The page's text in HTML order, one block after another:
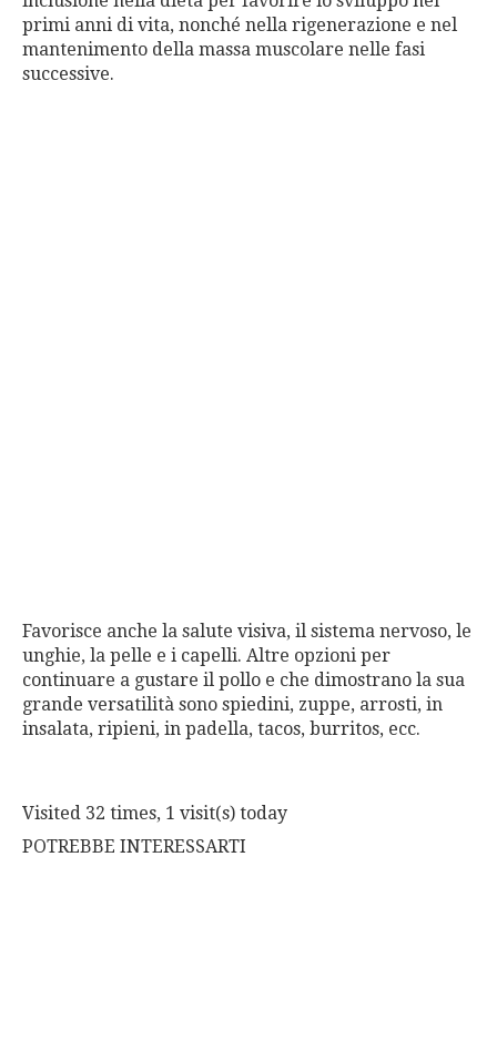
primi anni di vita, nonché nella rigenerazione e nel
mantenimento della massa muscolare nelle fasi
successive.
Favorisce anche la salute visiva, il sistema nervoso, le
unghie, la pelle e i capelli. Altre opzioni per
continuare a gustare il pollo e che dimostrano la sua
grande versatilità sono spiedini, zuppe, arrosti, in
insalata, ripieni, in padella, tacos, burritos, ecc.
Visited 32 times, 1 visit(s) today
POTREBBE INTERESSARTI